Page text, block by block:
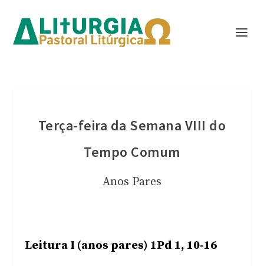
Terça-feira da Semana VIII do
Tempo Comum
Anos Pares
Leitura I (anos pares) 1Pd 1, 10-16